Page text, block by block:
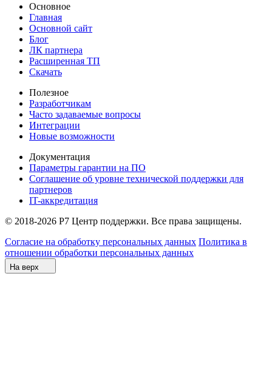
Основное
Главная
Основной сайт
Блог
ЛК партнера
Расширенная ТП
Скачать
Полезное
Разработчикам
Часто задаваемые вопросы
Интеграции
Новые возможности
Документация
Параметры гарантии на ПО
Соглашение об уровне технической поддержки для
партнеров
IT-аккредитация
© 2018-2026 Р7 Центр поддержки. Все права защищены.
Согласие на обработку персональных данных Политика в
отношении обработки персональных данных
На верх